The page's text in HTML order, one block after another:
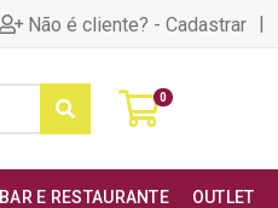
Não é cliente? - Cadastrar |
0
BAR E RESTAURANTE OUTLET